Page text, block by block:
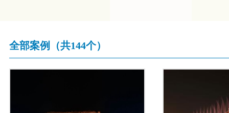
全部案例（共144个）